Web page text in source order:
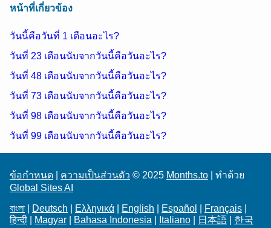
หน้าที่เกี่ยวข้อง
วันนี้คือวันที่ 1 เดือนอะไร?
วันที่ 23 เดือนนับจากวันนี้คือวันอะไร?
วันที่ 48 เดือนนับจากวันนี้คือวันอะไร?
วันที่ 73 เดือนนับจากวันนี้คือวันอะไร?
วันที่ 98 เดือนนับจากวันนี้คือวันอะไร?
วันที่ 99 เดือนนับจากวันนี้คือวันอะไร?
ข้อกำหนด ความเป็นส่วนตัว © 2025 Months.to | ทำด้วย
Global Sites AI
বাংলা
Deutsch Ελληνικά English Español Français
हिन्दी
Magyar Bahasa Indonesia Italiano 日本語 한국